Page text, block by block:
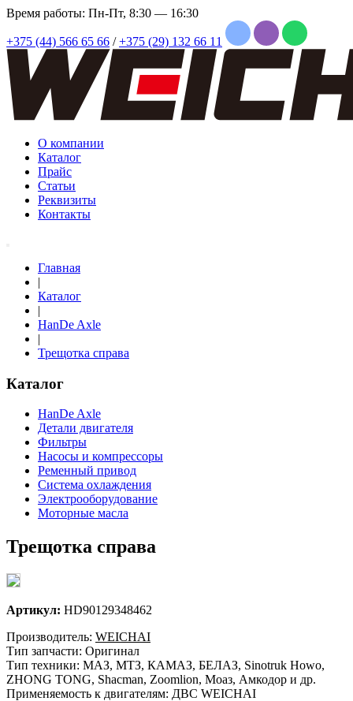
Время работы: Пн-Пт, 8:30 — 16:30
+375 (44) 566 65 66 / +375 (29) 132 66 11
О компании
Каталог
Прайс
Статьи
Реквизиты
Контакты
Главная
|
Каталог
|
HanDe Axle
|
Трещотка справа
Каталог
HanDe Axle
Детали двигателя
Фильтры
Насосы и компрессоры
Ременный привод
Система охлаждения
Электрооборудование
Моторные масла
Трещотка справа
Артикул: HD90129348462
Производитель: WEICHAI
Тип запчасти: Оригинал
Тип техники: МАЗ, МТЗ, КАМАЗ, БЕЛАЗ, Sinotruk Howo,
ZHONG TONG, Shacman, Zoomlion, Моаз, Амкодор и др.
Применяемость к двигателям: ДВС WEICHAI